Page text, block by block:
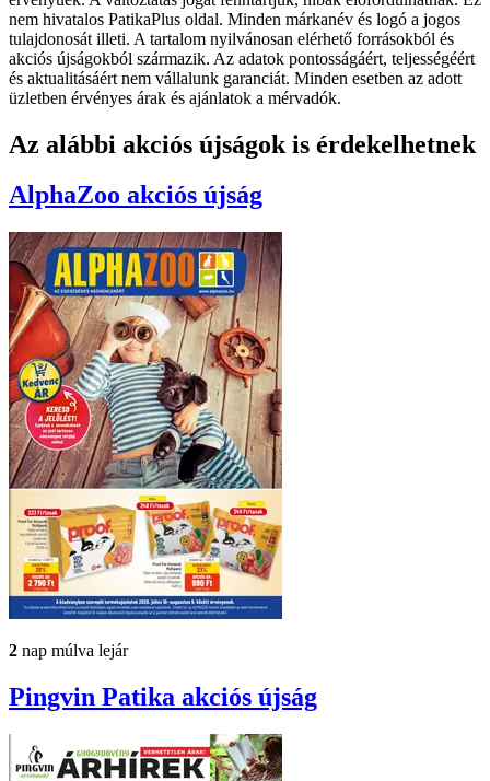
nem hivatalos PatikaPlus oldal. Minden márkanév és logó a jogos
tulajdonosát illeti. A tartalom nyilvánosan elérhető forrásokból és
akciós újságokból származik. Az adatok pontosságáért, teljességéért
és aktualitásáért nem vállalunk garanciát. Minden esetben az adott
üzletben érvényes árak és ajánlatok a mérvadók.
Az alábbi akciós újságok is érdekelhetnek
AlphaZoo akciós újság
2 nap múlva lejár
Pingvin Patika akciós újság